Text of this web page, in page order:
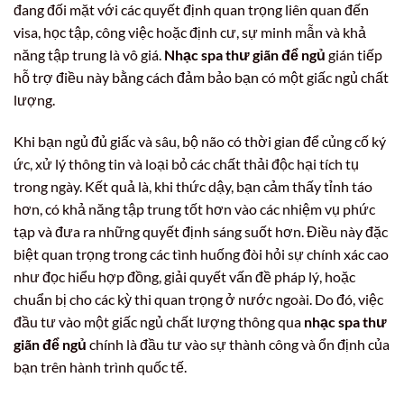
đang đối mặt với các quyết định quan trọng liên quan đến
visa, học tập, công việc hoặc định cư, sự minh mẫn và khả
năng tập trung là vô giá. Nhạc spa thư giãn để ngủ gián tiếp
hỗ trợ điều này bằng cách đảm bảo bạn có một giấc ngủ chất
lượng.
Khi bạn ngủ đủ giấc và sâu, bộ não có thời gian để củng cố ký
ức, xử lý thông tin và loại bỏ các chất thải độc hại tích tụ
trong ngày. Kết quả là, khi thức dậy, bạn cảm thấy tỉnh táo
hơn, có khả năng tập trung tốt hơn vào các nhiệm vụ phức
tạp và đưa ra những quyết định sáng suốt hơn. Điều này đặc
biệt quan trọng trong các tình huống đòi hỏi sự chính xác cao
như đọc hiểu hợp đồng, giải quyết vấn đề pháp lý, hoặc
chuẩn bị cho các kỳ thi quan trọng ở nước ngoài. Do đó, việc
đầu tư vào một giấc ngủ chất lượng thông qua nhạc spa thư
giãn để ngủ chính là đầu tư vào sự thành công và ổn định của
bạn trên hành trình quốc tế.